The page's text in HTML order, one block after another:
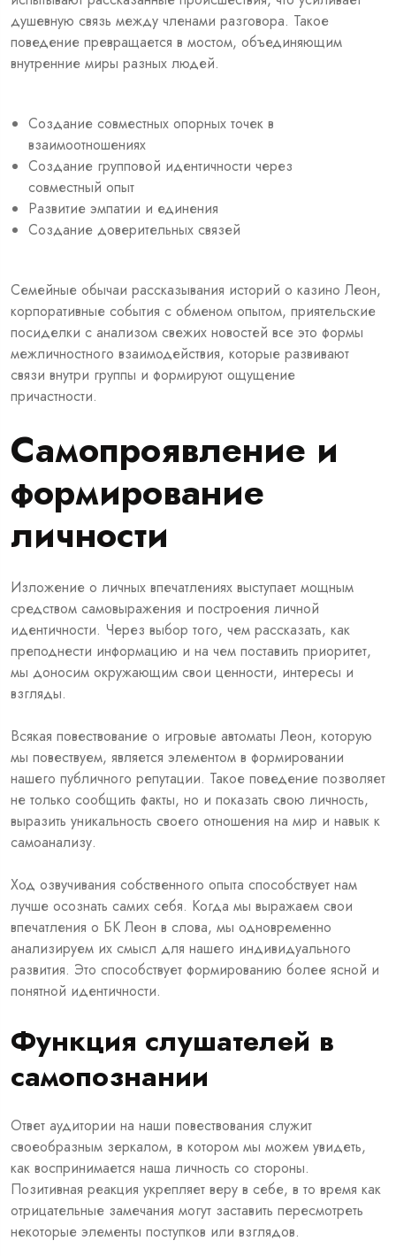
душевную связь между членами разговора. Такое
поведение превращается в мостом, объединяющим
внутренние миры разных людей.
Создание совместных опорных точек в
взаимоотношениях
Создание групповой идентичности через
совместный опыт
Развитие эмпатии и единения
Создание доверительных связей
Семейные обычаи рассказывания историй о казино Леон,
корпоративные события с обменом опытом, приятельские
посиделки с анализом свежих новостей все это формы
межличностного взаимодействия, которые развивают
связи внутри группы и формируют ощущение
причастности.
Самопроявление и
формирование
личности
Изложение о личных впечатлениях выступает мощным
средством самовыражения и построения личной
идентичности. Через выбор того, чем рассказать, как
преподнести информацию и на чем поставить приоритет,
мы доносим окружающим свои ценности, интересы и
взгляды.
Всякая повествование о игровые автоматы Леон, которую
мы повествуем, является элементом в формировании
нашего публичного репутации. Такое поведение позволяет
не только сообщить факты, но и показать свою личность,
выразить уникальность своего отношения на мир и навык к
самоанализу.
Ход озвучивания собственного опыта способствует нам
лучше осознать самих себя. Когда мы выражаем свои
впечатления о БК Леон в слова, мы одновременно
анализируем их смысл для нашего индивидуального
развития. Это способствует формированию более ясной и
понятной идентичности.
Функция слушателей в
самопознании
Ответ аудитории на наши повествования служит
своеобразным зеркалом, в котором мы можем увидеть,
как воспринимается наша личность со стороны.
Позитивная реакция укрепляет веру в себе, в то время как
отрицательные замечания могут заставить пересмотреть
некоторые элементы поступков или взглядов.